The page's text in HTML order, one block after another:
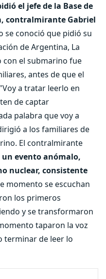
el jefe de la Base de
contralmirante Gabriel
se conoció que pidió su
de Argentina, La
el submarino fue
antes de que el
a tratar leerlo en
de captar
palabra que voy a
a los familiares de
El contralmirante
evento anómalo,
nuclear, consistente
momento se escuchan
los primeros
y se transformaron
taparon la voz
terminar de leer lo